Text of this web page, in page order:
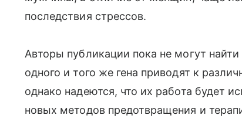
последствия стрессов.
Авторы публикации пока не могут
одного и того же гена приводят к
однако надеются, что их работа будет
новых методов предотвращения и